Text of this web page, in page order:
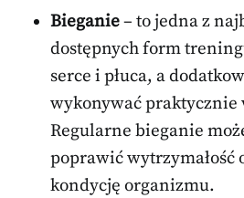
Bieganie– to jedna z
dostępnych form
serce i płuca, a
wykonywać praktycznie
Regularne bieganie
poprawić wytrzymałość
kondycję organizmu.